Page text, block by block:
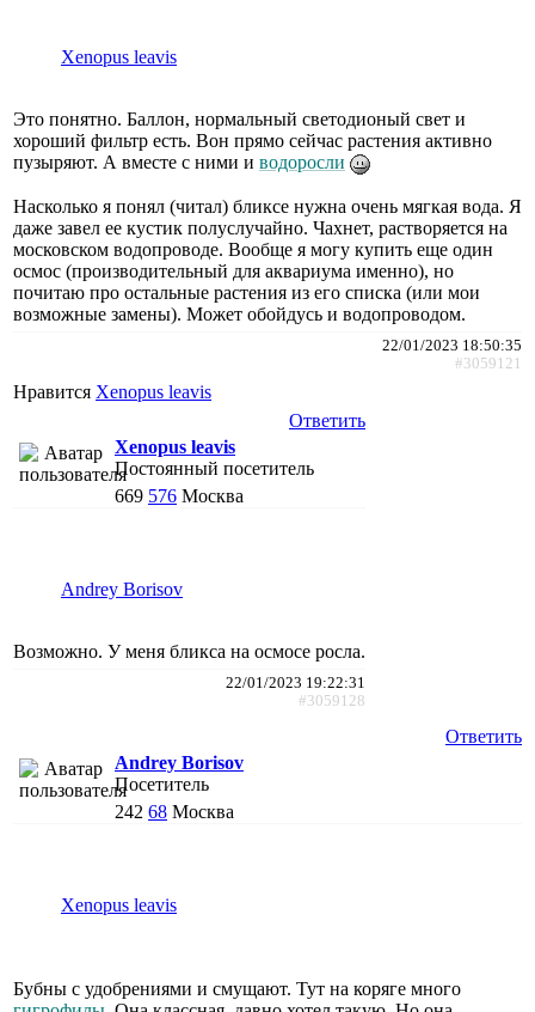
Xenopus leavis
Это понятно. Баллон, нормальный светодионый свет и
хороший фильтр есть. Вон прямо сейчас растения активно
пузыряют. А вместе с ними и водоросли
Насколько я понял (читал) бликсе нужна очень мягкая вода. Я
даже завел ее кустик полуслучайно. Чахнет, растворяется на
московском водопроводе. Вообще я могу купить еще один
осмос (производительный для аквариума именно), но
почитаю про остальные растения из его списка (или мои
возможные замены). Может обойдусь и водопроводом.
22/01/2023 18:50:35
#3059121
Нравится Xenopus leavis
Ответить
Xenopus leavis
Постоянный посетитель
669 576 Москва
Andrey Borisov
Возможно. У меня бликса на осмосе росла.
22/01/2023 19:22:31
#3059128
Ответить
Andrey Borisov
Посетитель
242 68 Москва
Xenopus leavis
Бубны с удобрениями и смущают. Тут на коряге много